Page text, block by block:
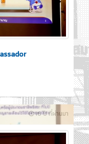
16 ปี ที่ผ่านมา